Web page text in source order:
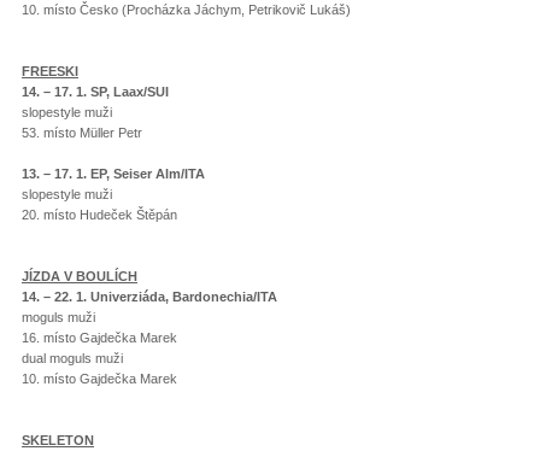
10. místo Česko (Procházka Jáchym, Petrikovič Lukáš)
FREESKI
14. – 17. 1. SP, Laax/SUI
slopestyle muži
53. místo Müller Petr
13. – 17. 1. EP, Seiser Alm/ITA
slopestyle muži
20. místo Hudeček Štěpán
JÍZDA V BOULÍCH
14. – 22. 1. Univerziáda, Bardonechia/ITA
moguls muži
16. místo Gajdečka Marek
dual moguls muži
10. místo Gajdečka Marek
SKELETON